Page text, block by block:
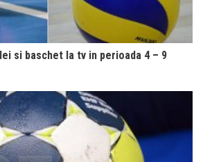
si baschet la tv in perioada 4 – 9